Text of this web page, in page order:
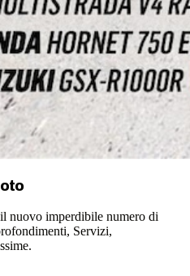
nuovo imperdibile numero di
Servizi,